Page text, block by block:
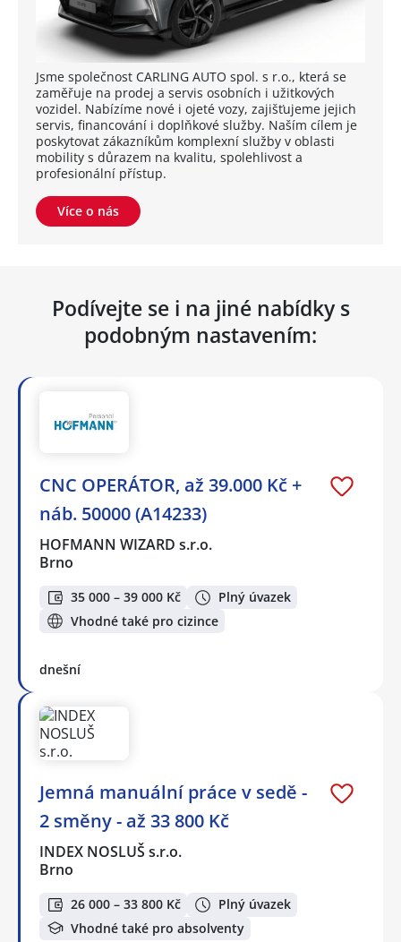
Jsme společnost CARLING AUTO spol. s r.o., která se
zaměřuje na prodej a servis osobních i užitkových
vozidel. Nabízíme nové i ojeté vozy, zajišťujeme jejich
servis, financování i doplňkové služby. Naším cílem je
poskytovat zákazníkům komplexní služby v oblasti
mobility s důrazem na kvalitu, spolehlivost a
profesionální přístup.
Více o nás
Podívejte se i na jiné nabídky s
podobným nastavením:
CNC OPERÁTOR, až 39.000 Kč +
náb. 50000 (A14233)
HOFMANN WIZARD s.r.o.
Brno
35 000 – 39 000 Kč
Plný úvazek
Vhodné také pro cizince
dnešní
Jemná manuální práce v sedě -
2 směny - až 33 800 Kč
INDEX NOSLUŠ s.r.o.
Brno
26 000 – 33 800 Kč
Plný úvazek
Vhodné také pro absolventy